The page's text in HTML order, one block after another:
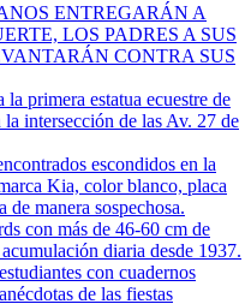
ENTREGARÁN A
LOS PADRES A SUS
CONTRA SUS
primera estatua ecuestre de
intersección de las Av. 27 de
escondidos en la
Kia, color blanco, placa
de manera sospechosa.
con más de 46-60 cm de
diaria desde 1937.
con cuadernos
de las fiestas